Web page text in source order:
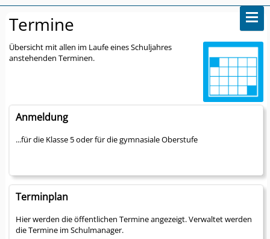
Termine
Übersicht mit allen im Laufe eines Schuljahres
anstehenden Terminen.
Anmeldung
...für die Klasse 5 oder für die gymnasiale Oberstufe
Terminplan
Hier werden die öffentlichen Termine angezeigt. Verwaltet werden
die Termine im Schulmanager.